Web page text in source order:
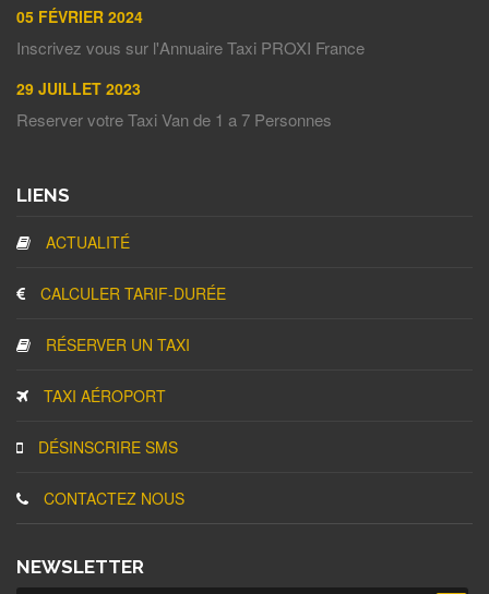
05 FÉVRIER 2024
Inscrivez vous sur l'Annuaire Taxi PROXI France
29 JUILLET 2023
Reserver votre Taxi Van de 1 a 7 Personnes
LIENS
ACTUALITÉ
CALCULER TARIF-DURÉE
RÉSERVER UN TAXI
TAXI AÉROPORT
DÉSINSCRIRE SMS
CONTACTEZ NOUS
NEWSLETTER